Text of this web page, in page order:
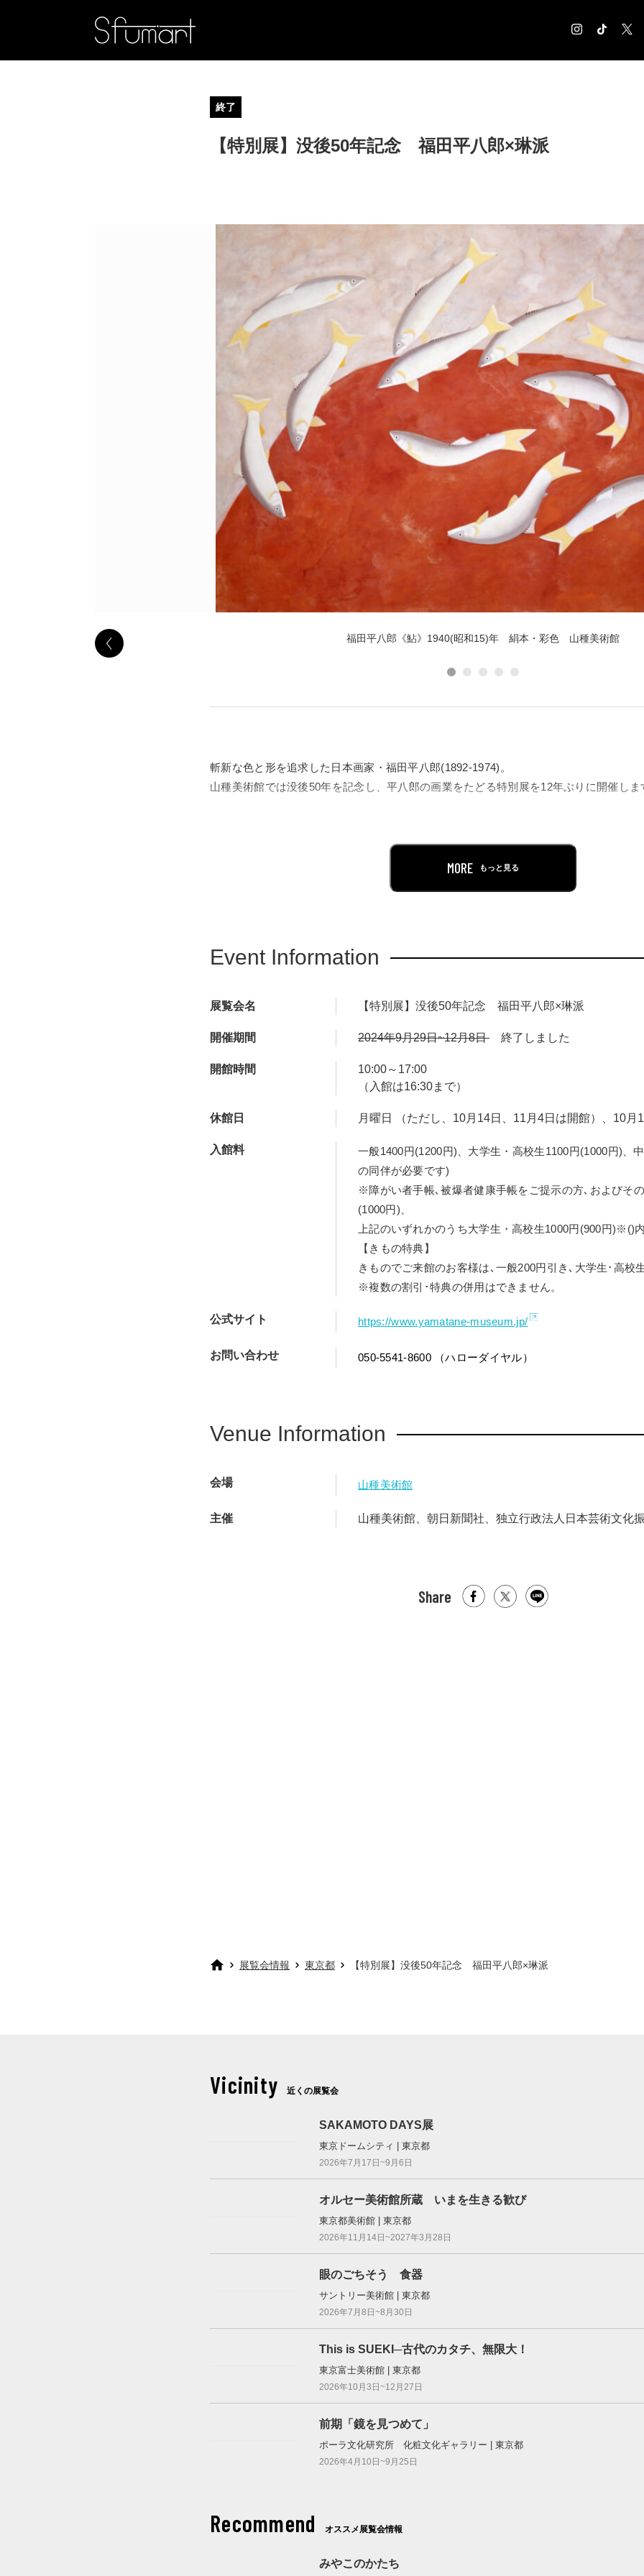
EXHIBITION 展覧会情報
CONTACT お問合せ
POLICY COMPANY
終了
【特別展】没後50年記念 福田平八郎×琳派
福田平八郎《鮎》1940(昭和15)年 絹本・彩色 山種美術館
斬新な色と形を追求した日本画家・福田平八郎(1892-1974)。
山種美術館では没後50年を記念し、平八郎の画業をたどる特別展を12年ぶりに開催しま
年には帝展に初入選を果たしました。大正期はモティーフを入念に観察し、写実的に表
ましたが、昭和に入ると、単純な色面と大胆な構図による独自の芸術を確立していきま
ます。
図》、装飾的な画面構成と緻密な描写を融合させた酒井抱一《秋草鶉図》【重要美術品
愛した琳派の造形の多彩な魅力をご堪能ください。
自身の作風を「写実を基本にした装飾画」と語った近代の福田平八郎と、意匠性や装飾
琳派。2つの芸術世界が時空を超えて交差する特別な機会となる展覧会です。
※所蔵先表記のない作品は、すべて山種美術館蔵。
MORE もっと見る
Event Information
展覧会名 【特別展】没後50年記念 福田平八郎×琳派
開催期間 2024年9月29日~12月8日 終了しました
開館時間
10:00～17:00
（入館は16:30まで）
休館日 月曜日 （ただし、10月14日、11月4日は開館）、10月
入館料
一般1400円(1200円)、大学生・高校生1100円(1000円)、
の同伴が必要です)
※障がい者手帳､被爆者健康手帳をご提示の方､およびそ
(1000円)、
上記のいずれかのうち大学生・高校生1000円(900円)※()
【きもの特典】
きものでご来館のお客様は､一般200円引き､大学生･高校
※複数の割引･特典の併用はできません。
公式サイト https://www.yamatane-museum.jp/
お問い合わせ 050-5541-8600 （ハローダイヤル）
Venue Information
会場 山種美術館
主催 山種美術館、朝日新聞社、独立行政法人日本芸術文化
Share
展覧会情報 東京都 【特別展】没後50年記念 福田平八郎×琳派
Vicinity 近くの展覧会
SAKAMOTO DAYS展
東京ドームシティ | 東京都
2026年7月17日~9月6日
オルセー美術館所蔵 いまを生きる歓び
東京都美術館 | 東京都
2026年11月14日~2027年3月28日
眼のごちそう 食器
サントリー美術館 | 東京都
2026年7月8日~8月30日
This is SUEKI─古代のカタチ、無限大！
東京富士美術館 | 東京都
2026年10月3日~12月27日
前期「鏡を見つめて」
ポーラ文化研究所 化粧文化ギャラリー | 東京都
2026年4月10日~9月25日
Recommend オススメ展覧会情報
みやこのかたち